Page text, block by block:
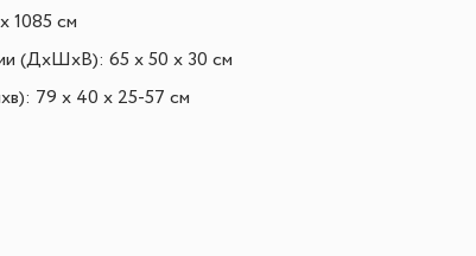
1085 см
(ДхШхВ): 65 х 50 х 30 см
79 x 40 x 25-57 см